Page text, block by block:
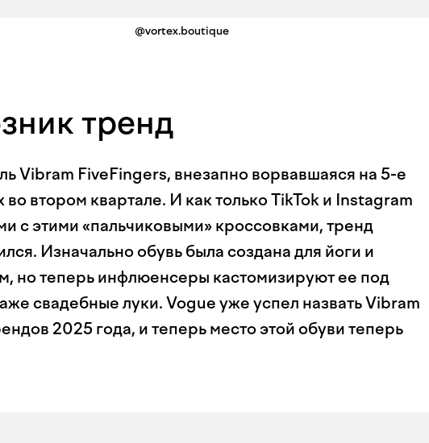
@vortex.boutique
тренд
Vibram FiveFingers, внезапно ворвавшаяся на 5-е
втором квартале. И как только TikTok и Instagram
с этими «пальчиковыми» кроссовками, тренд
Изначально обувь была создана для йоги и
но теперь инфлюенсеры кастомизируют ее под
свадебные луки. Vogue уже успел назвать Vibram
2025 года, и теперь место этой обуви теперь